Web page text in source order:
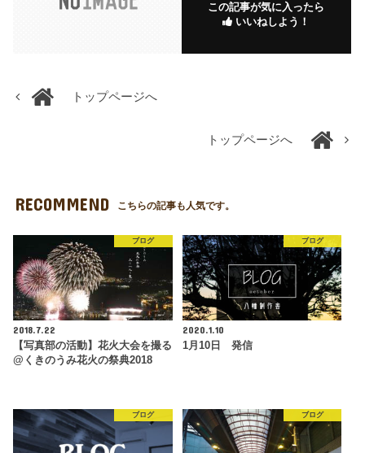
この記事が気に入ったら
いいねしよう！
トップページへ
トップページへ
RECOMMEND こちらの記事も人気です。
ブログ
2018.7.22
【写真部の活動】花火大会を撮る
@くきのうみ花火の祭典2018
ブログ
2020.1.10
1月10日 発信
ブログ ブログ